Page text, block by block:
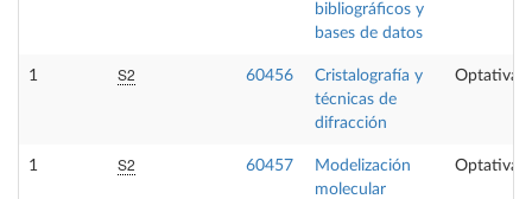
bibliográficos y
bases de datos
1 S2 60456
Cristalografía y
técnicas de
difracción
Optativa
1 S2 60457
Modelización
molecular
Optativa